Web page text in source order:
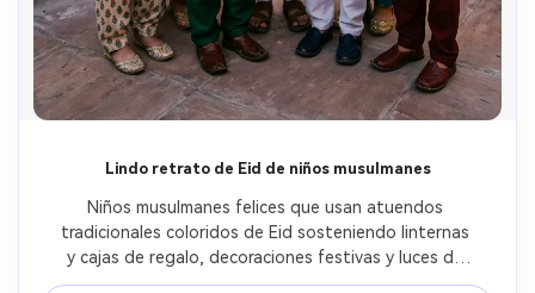
Lindo retrato de Eid de niños musulmanes
Niños musulmanes felices que usan atuendos
tradicionales coloridos de Eid sosteniendo linternas
y cajas de regalo, decoraciones festivas y luces de
luna media, alegre foto de celebración